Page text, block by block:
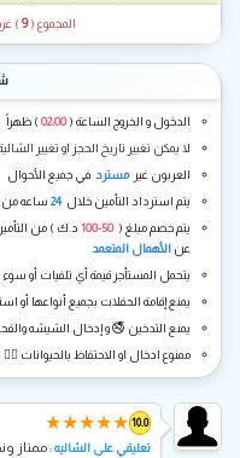
المجموع (9
)
الدخول و الخروج الساعة (02:00 ) ظهراً
لا يمكن تغيير تاريخ الحجز او تغيير
العربون غير مسترد في جميع الأحوال
يتم استرداد التأمين خلال 24
ساعه من
يتم خصم مبلغ ( 50-100
د.ك ) من
عن الأهمال المتعمد
يتحمل المستأجر قيمة أي تلفيات أو
يمنع إقامة الحفلات بجميع أنواعها أو
يمنع التدخين 🚭 و إدخال الشيشه
ممنوع ادخال او الاحتفاظ بالحيوانات
10.0
★
★
★
★
★
تعليقي على الشاليه: ممتاز